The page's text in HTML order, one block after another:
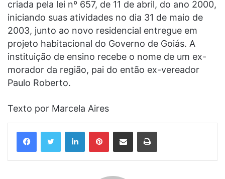
criada pela lei nº 657, de 11 de abril, do ano 2000,
iniciando suas atividades no dia 31 de maio de
2003, junto ao novo residencial entregue em
projeto habitacional do Governo de Goiás. A
instituição de ensino recebe o nome de um ex-
morador da região, pai do então ex-vereador
Paulo Roberto.
Texto por Marcela Aires
LinkedinPinterestCompartilhar via e-mail Imprimir